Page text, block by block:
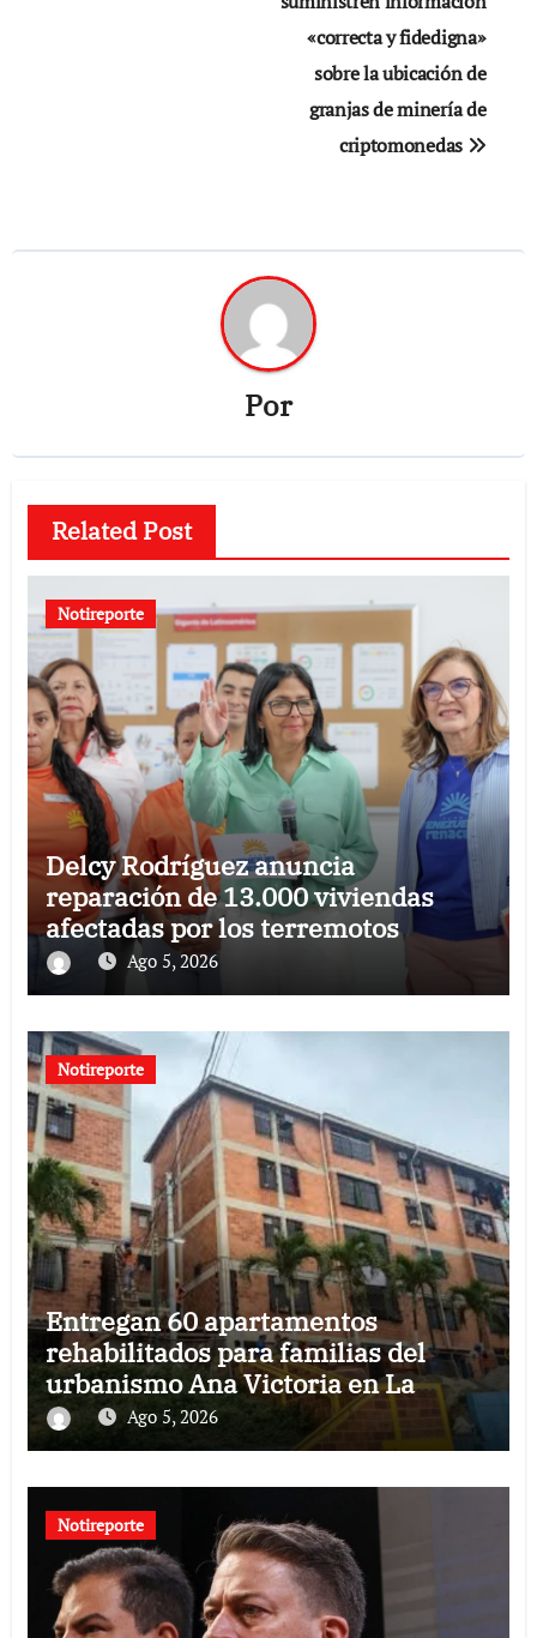
«correcta y fidedigna»
sobre la ubicación de
granjas de minería de
criptomonedas
Por
Related Post
Notireporte
Delcy Rodríguez anuncia
reparación de 13.000 viviendas
afectadas por los terremotos
Ago 5, 2026
Notireporte
Entregan 60 apartamentos
rehabilitados para familias del
urbanismo Ana Victoria en La
GuairaAgo 5, 2026
Notireporte